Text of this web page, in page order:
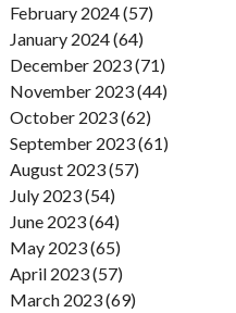
February 2024 (57)
January 2024 (64)
December 2023 (71)
November 2023 (44)
October 2023 (62)
September 2023 (61)
August 2023 (57)
July 2023 (54)
June 2023 (64)
May 2023 (65)
April 2023 (57)
March 2023 (69)